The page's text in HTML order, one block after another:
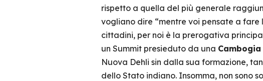
rispetto a quella del più generale
vogliano dire “mentre voi pensate a
cittadini, per noi è la prerogativa
un Summit presieduto da una Cambogia
Nuova Dehli sin dalla sua formazione,
dello Stato indiano. Insomma, non sono